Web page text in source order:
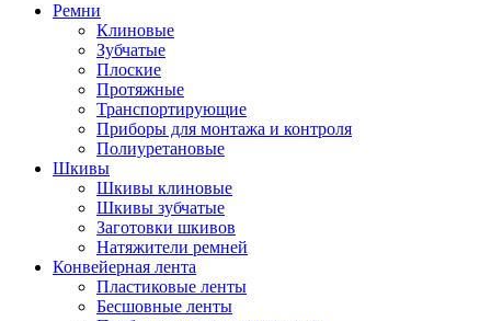
Ремни
Клиновые
Зубчатые
Плоские
Протяжные
Транспортирующие
Приборы для монтажа и контроля
Полиуретановые
Шкивы
Шкивы клиновые
Шкивы зубчатые
Заготовки шкивов
Натяжители ремней
Конвейерная лента
Пластиковые ленты
Бесшовные ленты